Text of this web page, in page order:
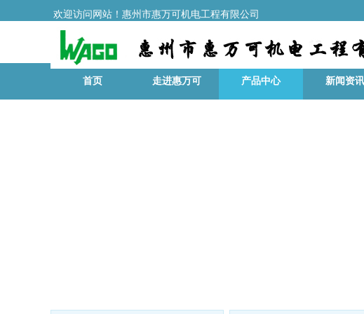
欢迎访问网站！惠州市惠万可机电工程有限公司
首页 走进惠万可 产品中心 新闻资讯